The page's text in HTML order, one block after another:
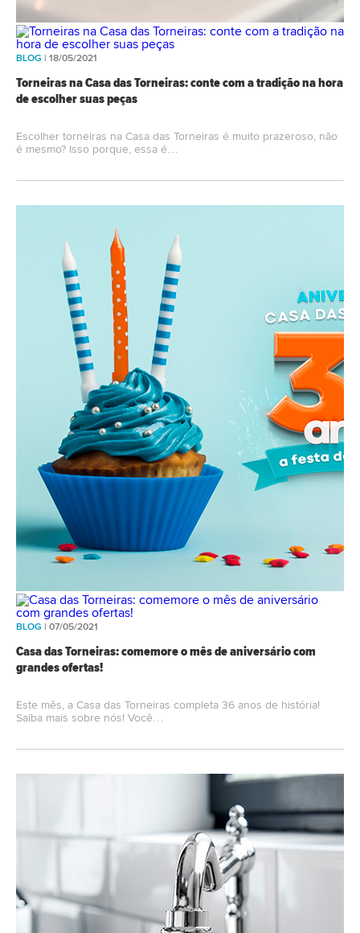
BLOG | 18/05/2021
Torneiras na Casa das Torneiras: conte com a tradição na hora
de escolher suas peças
Escolher torneiras na Casa das Torneiras é muito prazeroso, não
é mesmo? Isso porque, essa é…
BLOG | 07/05/2021
Casa das Torneiras: comemore o mês de aniversário com
grandes ofertas!
Este mês, a Casa das Torneiras completa 36 anos de história!
Saiba mais sobre nós! Você…